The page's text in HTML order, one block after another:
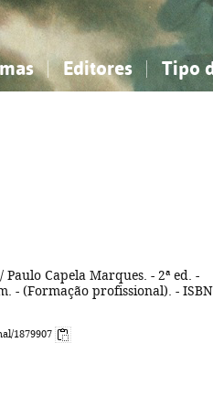
Editores Tipo
/ Paulo Capela Marques. - 2ª ed. -
- (Formação profissional). - ISBN
1879907